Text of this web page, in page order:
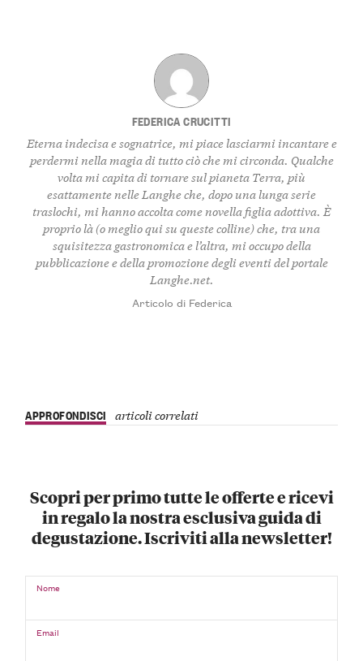
FEDERICA CRUCITTI
Eterna indecisa e sognatrice, mi piace lasciarmi incantare e
perdermi nella magia di tutto ciò che mi circonda. Qualche
volta mi capita di tornare sul pianeta Terra, più
esattamente nelle Langhe che, dopo una lunga serie
traslochi, mi hanno accolta come novella figlia adottiva. È
proprio là (o meglio qui su queste colline) che, tra una
squisitezza gastronomica e l’altra, mi occupo della
pubblicazione e della promozione degli eventi del portale
Langhe.net.
Articolo di Federica
APPROFONDISCI articoli correlati
Scopri per primo tutte le offerte e ricevi
in regalo la nostra esclusiva guida di
degustazione. Iscriviti alla newsletter!
Nome
Email